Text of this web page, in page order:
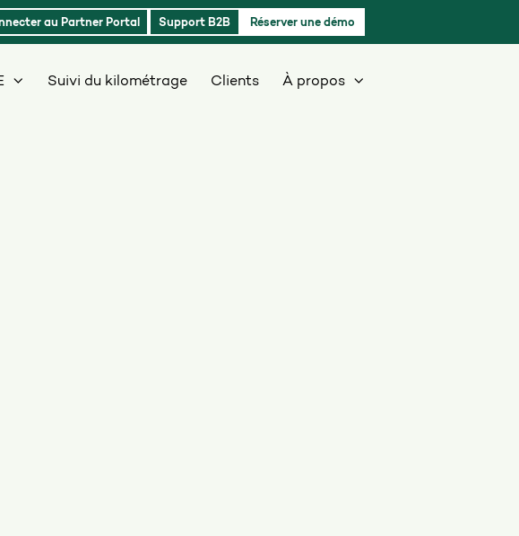
au Partner Portal Support B2B Réserver une démo
Suivi du kilométrage Clients À propos